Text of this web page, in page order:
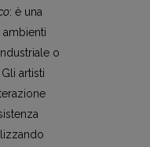
: è una
o
artisti